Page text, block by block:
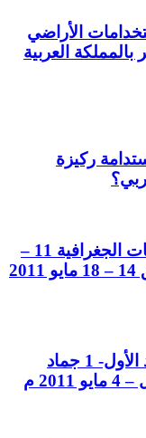
الأراضي
بالمملكة العربية
ركيزة
تطبيقات متقدمة لنظم المعلومات الجغرافية 11 –
15 جماد الثاني 1432 ه، الموافق 14 – 18 مايو 2011
■ ■ تصميم ثلاثي الابعاد 26 جماد الأول- 1 جماد